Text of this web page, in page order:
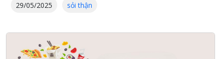
29/05/2025 sỏi thận